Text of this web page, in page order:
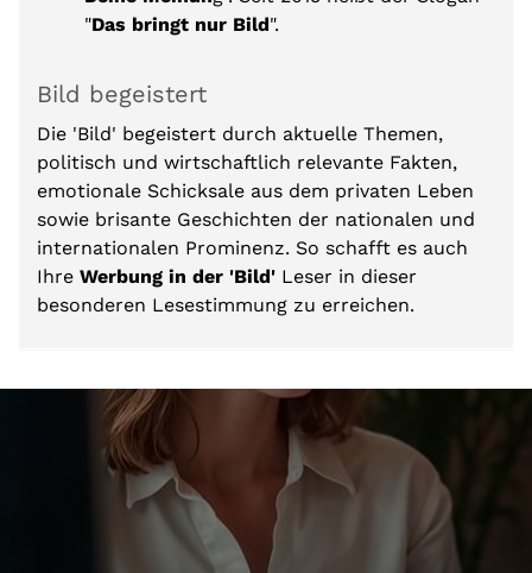
"Das bringt nur Bild".
Bild begeistert
Die 'Bild' begeistert durch aktuelle Themen,
politisch und wirtschaftlich relevante Fakten,
emotionale Schicksale aus dem privaten Leben
sowie brisante Geschichten der nationalen und
internationalen Prominenz. So schafft es auch
Ihre Werbung in der 'Bild' Leser in dieser
besonderen Lesestimmung zu erreichen.